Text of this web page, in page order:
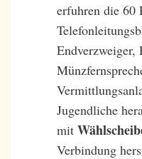
erfuhren die 60
Endverzweiger,
Jugendliche
mit
Verbindung